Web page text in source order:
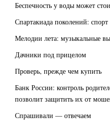
Беспечность у воды может
Спартакиада поколений: спорт
Мелодии лета: музыкальные
Дачники под прицелом
Проверь, прежде чем купить
Банк России: контроль
позволит защитить их от
Спрашивали — отвечаем